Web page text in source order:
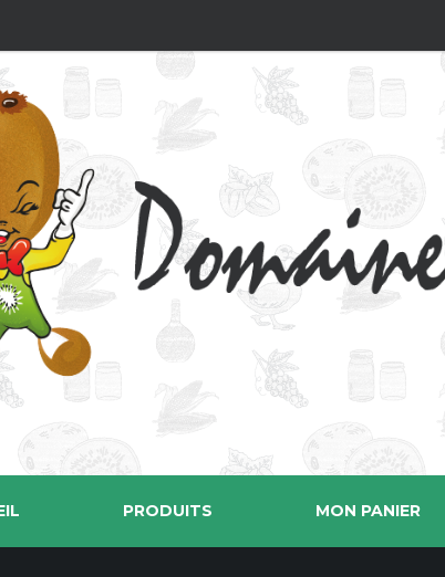
PRODUITS MON PANIER